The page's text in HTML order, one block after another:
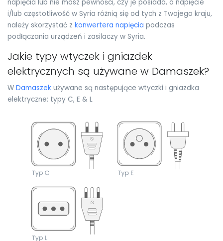
napięcia lub nie masz pewności, czy je posiada, a napięcie
i/lub częstotliwość w Syria różnią się od tych z Twojego kraju,
należy skorzystać z konwertera napięcia podczas
podłączania urządzeń i zasilaczy w Syria.
Jakie typy wtyczek i gniazdek
elektrycznych są używane w Damaszek?
W Damaszek używane są następujące wtyczki i gniazdka
elektryczne: typy C, E & L